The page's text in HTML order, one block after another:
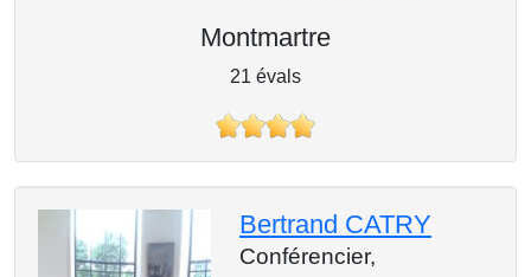
Montmartre
21 évals
Bertrand CATRY
Conférencier,